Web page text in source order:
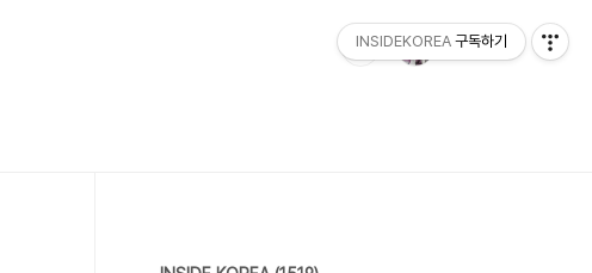
INSIDEKOREA 구독하기